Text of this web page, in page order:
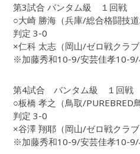
第3試合 バンタム級 １回戦
○大崎 勝海（兵庫/総合格闘技
判定 3-0
×仁科 太志（岡山/ゼロ戦クラブ
※加藤秀和10-9/安芸佳孝10-
第4試合 バンタム級 １回戦
○板橋 孝之（鳥取/PUREBRED
判定 3-0
×谷澤 翔耶（岡山/ゼロ戦クラ
※加藤秀和10-9/安芸佳孝10-